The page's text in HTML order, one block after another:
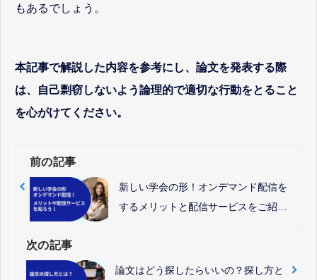
もあるでしょう。
本記事で解説した内容を参考にし、論文を発表する際
は、自己剽窃しないよう論理的で適切な行動をとること
を心がけてください。
前の記事
新しい学会の形！オンデマンド配信を
するメリットと配信サービスをご紹
次の記事
論文はどう探したらいいの？探し方と